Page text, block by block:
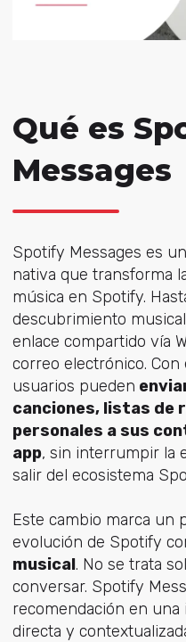
Qué es
Messages
Spotify Messages es
nativa que transforma
música en Spotify.
descubrimiento
enlace compartido vía
correo electrónico.
usuarios pueden
canciones, listas de
personales a sus
app, sin interrumpir la
salir del ecosistema
Este cambio marca un
evolución de Spotify
musical. No se trata
conversar. Spotify
recomendación en
directa y